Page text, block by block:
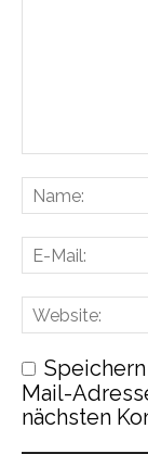
Mail-
nächsten